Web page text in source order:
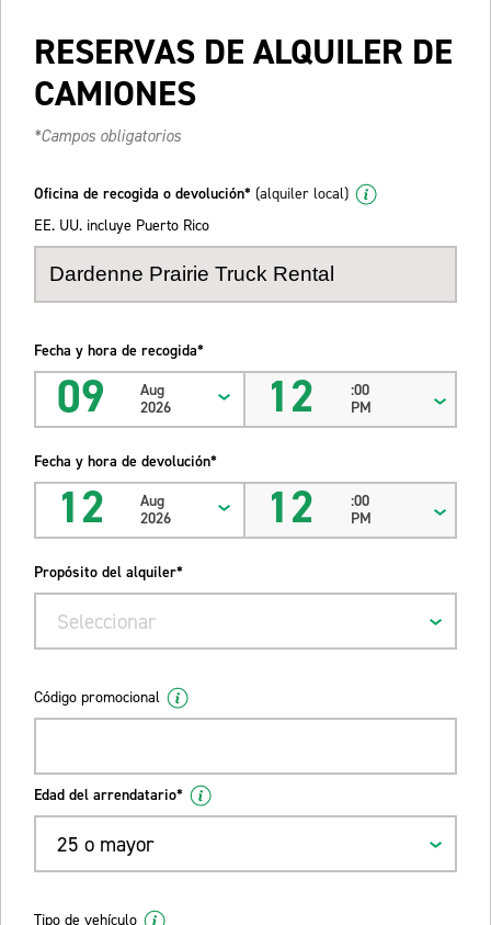
RESERVAS DE ALQUILER DE
CAMIONES
*Campos obligatorios
Oficina de recogida o devolución* (alquiler local)
EE. UU. incluye Puerto Rico
Fecha y hora de recogida*
09
Aug
2026
12
:00
PM
Fecha y hora de devolución*
12
Aug
2026
12
:00
PM
Propósito del alquiler*
Seleccionar
Código promocional
Edad del arrendatario*
25 o mayor
Tipo de vehículo